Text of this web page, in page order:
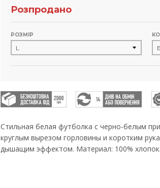
Розпродано
РОЗМІР
Стильная белая футболка с черно-белым
круглым вырезом горловины и коротким
дышащим эффектом. Материал: 100% хлопок.